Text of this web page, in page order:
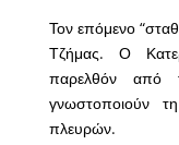
Τον επόμενο
Τζήμας. Ο
παρελθόν από
γνωστοποιούν
πλευρών.